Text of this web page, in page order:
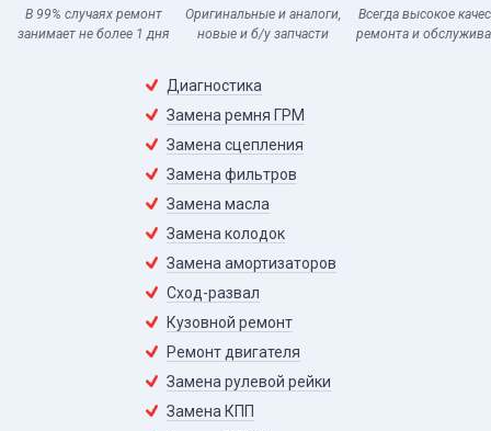
В 99% случаях ремонт
занимает не более 1 дня
Оригинальные и аналоги,
новые и б/у запчасти
Всегда высокое
ремонта и
Диагностика
Замена ремня ГРМ
Замена сцепления
Замена фильтров
Замена масла
Замена колодок
Замена амортизаторов
Сход-развал
Кузовной ремонт
Ремонт двигателя
Замена рулевой рейки
Замена КПП